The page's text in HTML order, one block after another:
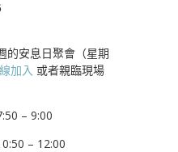
的安息日聚會（星期
加入 或者親臨現場
– 9:00
– 12:00